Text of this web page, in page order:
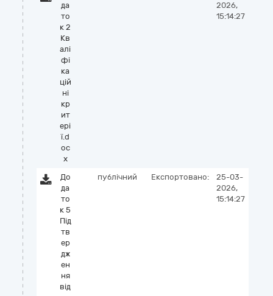
да
то
к 2
Кв
алі
фі
ка
цій
ні
кр
ит
ері
ї.d
oc
x
2026,
15:14:27
До
да
то
к 5
Під
тв
ер
дж
ен
ня
від
публічний Експортовано:
25-03-
2026,
15:14:27